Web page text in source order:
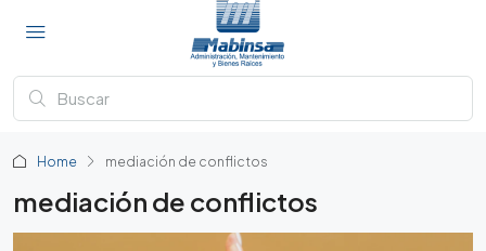
Home mediación de conflictos
mediación de conflictos